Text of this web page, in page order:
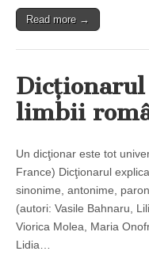
Read more →
limbii
Un dicţionar este tot
France) Dicţionarul
sinonime, antonime,
(autori: Vasile Bahnaru,
Viorica Molea, Maria
Lidia…